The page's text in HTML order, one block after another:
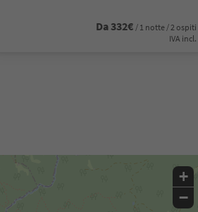
Da 332€ / 1 notte / 2 ospiti
IVA incl.
+
−